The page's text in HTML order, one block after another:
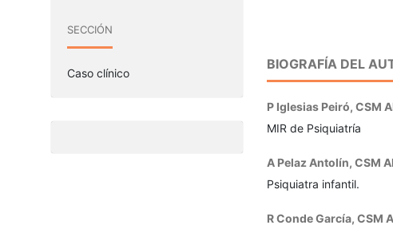
SECCIÓN
Caso clínico
BIOGRAFÍA DEL
P Iglesias Peiró, CSM
MIR de Psiquiatría
A Pelaz Antolín, CSM
Psiquiatra infantil.
R Conde García, CSM